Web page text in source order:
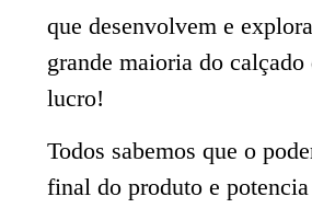
que desenvolvem e
grande maioria do
lucro!
Todos sabemos que o
final do produto e